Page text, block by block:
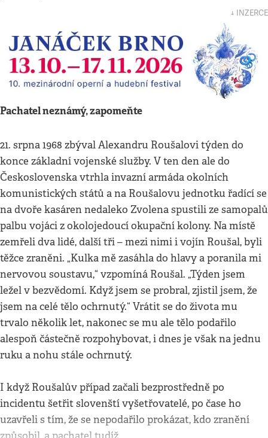
↓ INZERCE
Pachatel neznámý, zapomeňte
21. srpna 1968 zbýval Alexandru Roušalovi týden do
konce základní vojenské služby. V ten den ale do
Československa vtrhla invazní armáda okolních
komunistických států a na Roušalovu jednotku řadící se
na dvoře kasáren nedaleko Zvolena spustili ze samopalů
palbu vojáci z okolojedoucí okupační kolony. Na místě
zemřeli dva lidé, další tři – mezi nimi i vojín Roušal, byli
těžce zraněni. „Kulka mě zasáhla do hlavy a poranila mi
nervovou soustavu,“ vzpomíná Roušal. „Týden jsem
ležel v bezvědomí. Když jsem se probral, zjistil jsem, že
jsem na celé tělo ochrnutý.“ Vrátit se do života mu
trvalo několik let, nakonec se mu ale tělo podařilo
alespoň částečně rozpohybovat, i dnes je však na jednu
ruku a nohu stále ochrnutý.
I když Roušalův případ začali bezprostředně po
incidentu šetřit slovenští vyšetřovatelé, po čase ho
uzavřeli s tím, že se nepodařilo prokázat, kdo zranění